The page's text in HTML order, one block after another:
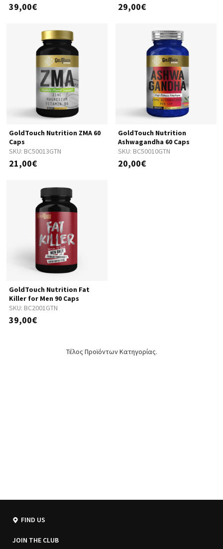
39,00€ 29,00€
SKU: BC50013GTN
GoldTouch Nutrition ZMA 60
Caps
21,00€
SKU: BC50010GTN
GoldTouch Nutrition
Ashwagandha 60 Caps
20,00€
SKU: BC2001GTN
GoldTouch Nutrition Fat
Killer for Men 90 Caps
39,00€
Τέλος Προϊόντων Κατηγορίας.
FIND US
JOIN THE CLUB